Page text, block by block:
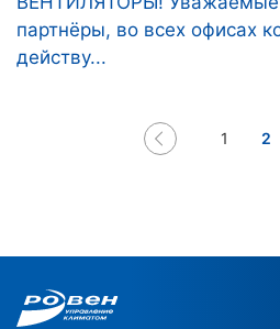
партнёры, во всех офисах
действу...
1 2